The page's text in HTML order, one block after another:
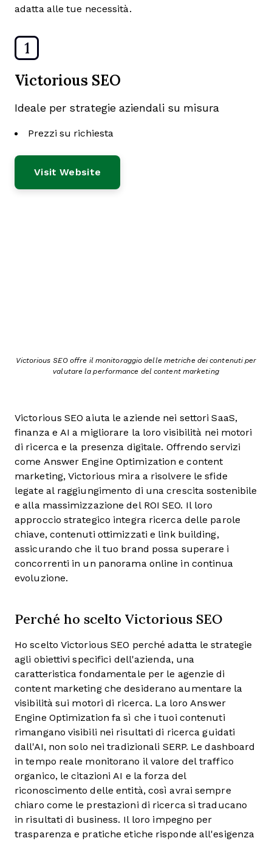
adatta alle tue necessità.
1
Victorious SEO
Ideale per strategie aziendali su misura
Prezzi su richiesta
Visit Website
Victorious SEO offre il monitoraggio delle metriche dei contenuti per
valutare la performance del content marketing
Victorious SEO aiuta le aziende nei settori SaaS,
finanza e AI a migliorare la loro visibilità nei motori
di ricerca e la presenza digitale. Offrendo servizi
come Answer Engine Optimization e content
marketing, Victorious mira a risolvere le sfide
legate al raggiungimento di una crescita sostenibile
e alla massimizzazione del ROI SEO. Il loro
approccio strategico integra ricerca delle parole
chiave, contenuti ottimizzati e link building,
assicurando che il tuo brand possa superare i
concorrenti in un panorama online in continua
evoluzione.
Perché ho scelto Victorious SEO
Ho scelto Victorious SEO perché adatta le strategie
agli obiettivi specifici dell'azienda, una
caratteristica fondamentale per le agenzie di
content marketing che desiderano aumentare la
visibilità sui motori di ricerca. La loro Answer
Engine Optimization fa sì che i tuoi contenuti
rimangano visibili nei risultati di ricerca guidati
dall'AI, non solo nei tradizionali SERP. Le dashboard
in tempo reale monitorano il valore del traffico
organico, le citazioni AI e la forza del
riconoscimento delle entità, così avrai sempre
chiaro come le prestazioni di ricerca si traducano
in risultati di business. Il loro impegno per
trasparenza e pratiche etiche risponde all'esigenza